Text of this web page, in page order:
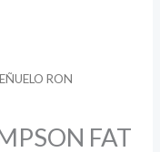
RON
FAT